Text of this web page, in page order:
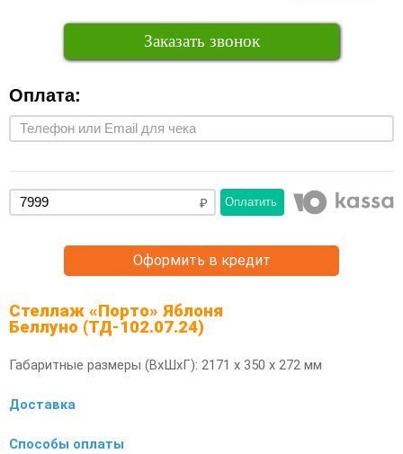
Заказать звонок
Оплата:
Оплатить
Оформить в кредит
Стеллаж «Порто» Яблоня
Беллуно (ТД-102.07.24)
Габаритные размеры (ВхШхГ): 2171 х 350 х 272 мм
Доставка
Способы оплаты